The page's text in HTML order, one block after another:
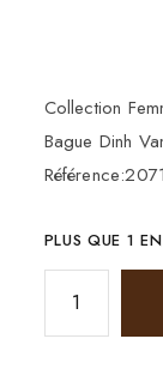
Collection
Bague Dinh
PLUS QUE 1